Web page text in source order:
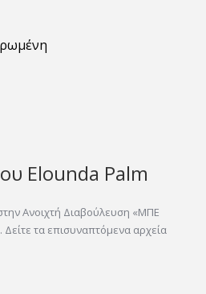
Elounda Palm
Ανοιχτή Διαβούλευση «ΜΠΕ
τα επισυναπτόμενα αρχεία